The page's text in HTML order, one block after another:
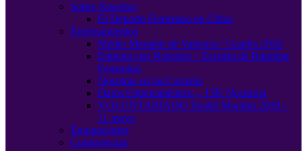
Sobre Nosotras
El Deporte Femenino en Cifras
Entrenamientos
Medio Maratón de Valencia / Gandía 2026
Entrena con Nosotras – Escuela de Running
Femenino
Nosotras en las Carreras
Datos Entrenamientos – 15K Nocturna
VOLUNTARIADO Triatló Maritim 2019 –
11 mayo
Equipaciones
Conferencias